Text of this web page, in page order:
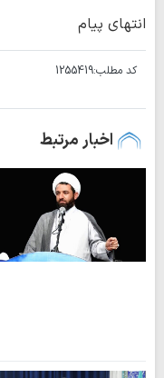
انتهای پیام
کد مطلب:1255419
اخبار مرتبط